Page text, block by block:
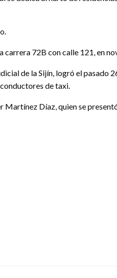
carrera 72B con calle 121, en
de la Sijín, logró el pasado
de taxi.
Díaz, quien se